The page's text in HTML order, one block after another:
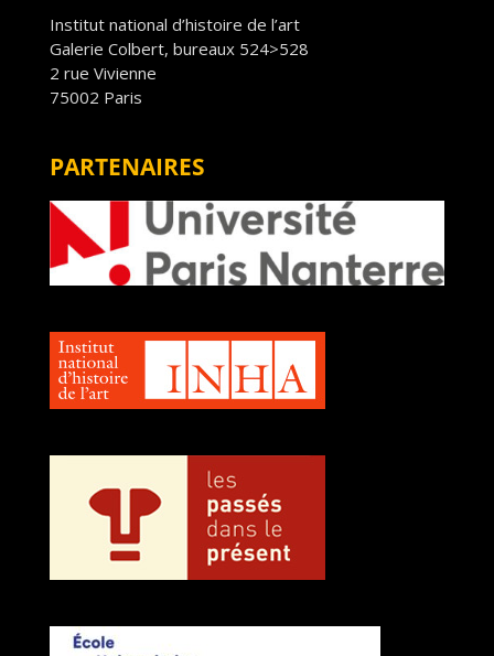
Institut national d’histoire de l’art
Galerie Colbert, bureaux 524>528
2 rue Vivienne
75002 Paris
PARTENAIRES